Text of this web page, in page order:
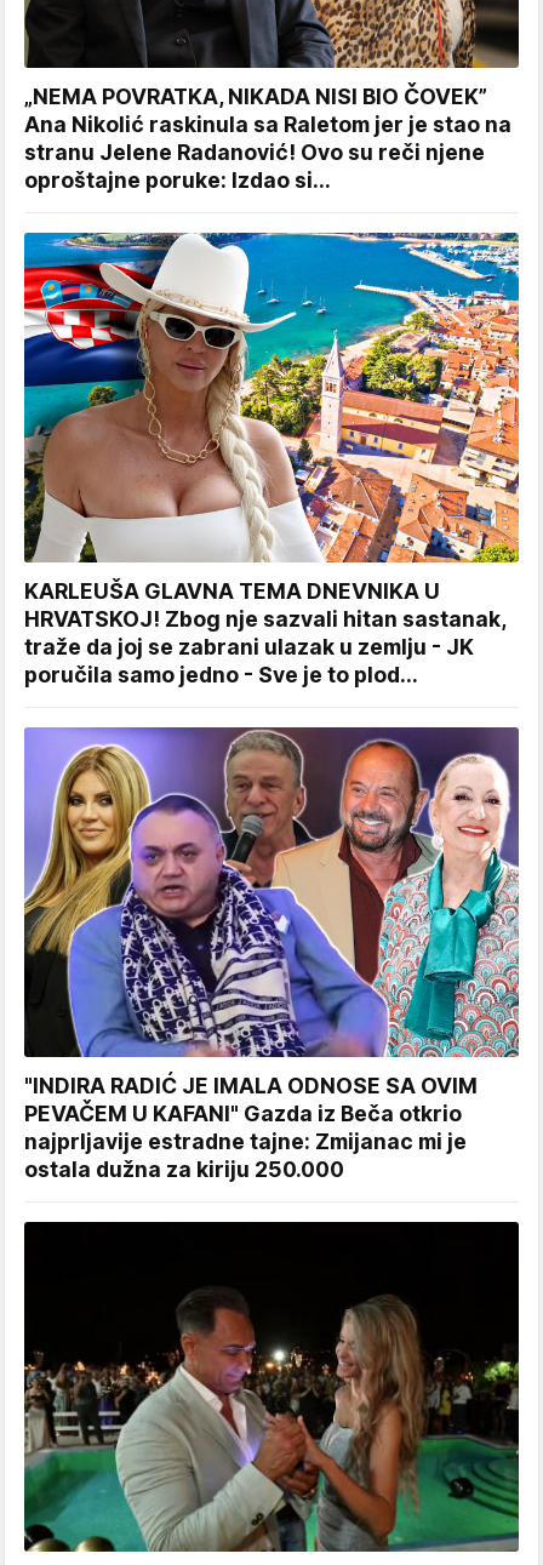
„NEMA POVRATKA, NIKADA NISI BIO ČOVEK”
Ana Nikolić raskinula sa Raletom jer je stao na
stranu Jelene Radanović! Ovo su reči njene
oproštajne poruke: Izdao si...
KARLEUŠA GLAVNA TEMA DNEVNIKA U
HRVATSKOJ! Zbog nje sazvali hitan sastanak,
traže da joj se zabrani ulazak u zemlju - JK
poručila samo jedno - Sve je to plod...
"INDIRA RADIĆ JE IMALA ODNOSE SA OVIM
PEVAČEM U KAFANI" Gazda iz Beča otkrio
najprljavije estradne tajne: Zmijanac mi je
ostala dužna za kiriju 250.000